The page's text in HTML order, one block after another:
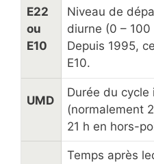
E22
ou
E10
Niveau de
diurne (0 – 100
Depuis 1995,
E10.
UMD
Durée du
(normalement
21 h en hors-
Temps après